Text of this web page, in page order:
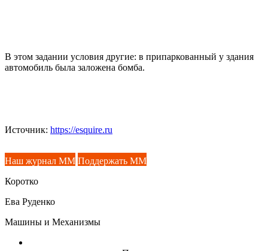
В этом задании условия другие: в припаркованный у здания
автомобиль была заложена бомба.
Источник: https://esquire.ru
Наш журнал ММ Поддержать ММ
Коротко
Ева Руденко
Машины и Механизмы